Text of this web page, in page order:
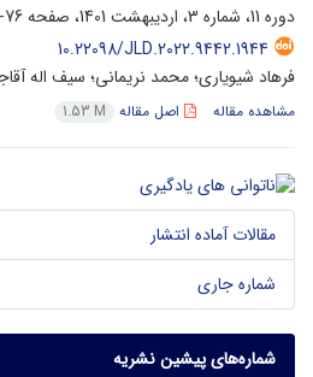
دوره 11، شماره 3، اردیبهشت 1401، صفحه
76-89
10.22098/JLD.2022.9442.1944
فرهاد شیویاری؛ محمد نریمانی؛ سیف اله
مشاهده مقاله اصل مقاله 1.53 M
مقالات آماده انتشار
شماره جاری
شماره‌های پیشین نشریه